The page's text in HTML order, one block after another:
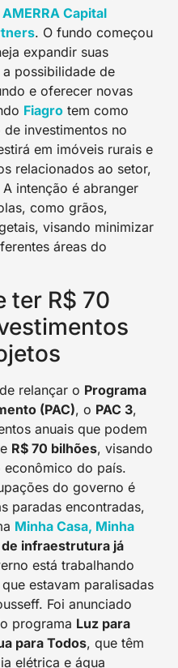
AMERRA Capital
. O fundo começou
expandir suas
possibilidade de
e oferecer novas
Fiagro tem como
investimentos no
em imóveis rurais e
relacionados ao setor,
intenção é abranger
como grãos,
visando minimizar
áreas do
ter R$ 70
relançar o Programa
(PAC), o PAC 3,
anuais que podem
R$ 70 bilhões, visando
econômico do país.
do governo é
paradas encontradas,
Minha Casa, Minha
infraestrutura já
está trabalhando
estavam paralisadas
Foi anunciado
programa Luz para
para Todos, que têm
elétrica e água